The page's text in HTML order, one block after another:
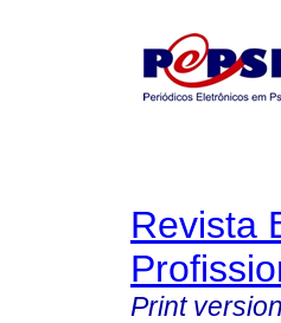
Revista
Print version